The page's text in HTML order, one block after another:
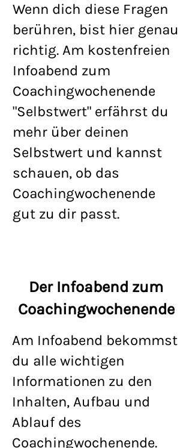
Wenn dich diese Fragen
berühren, bist hier genau
richtig. Am kostenfreien
Infoabend zum
Coachingwochenende
"Selbstwert" erfährst du
mehr über deinen
Selbstwert und kannst
schauen, ob das
Coachingwochenende
gut zu dir passt.
Der Infoabend zum
Coachingwochenende
Am Infoabend bekommst
du alle wichtigen
Informationen zu den
Inhalten, Aufbau und
Ablauf des
Coachingwochenende.